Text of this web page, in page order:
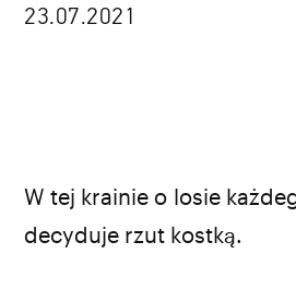
23.07.2021
W tej krainie o losie
decyduje rzut kostką.